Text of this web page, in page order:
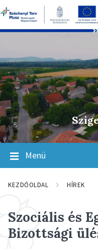
Menü
KEZDŐOLDAL HÍREK
Szociális és
Bizottsági